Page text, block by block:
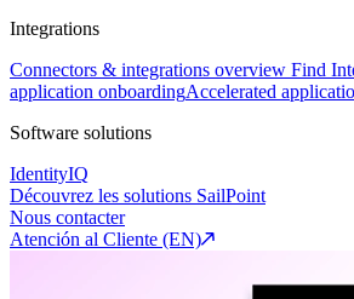
Integrations
Connectors & integrations overview Find
application onboardingAccelerated
Software solutions
IdentityIQ
Découvrez les solutions SailPoint
Nous contacter
Atención al Cliente (EN)